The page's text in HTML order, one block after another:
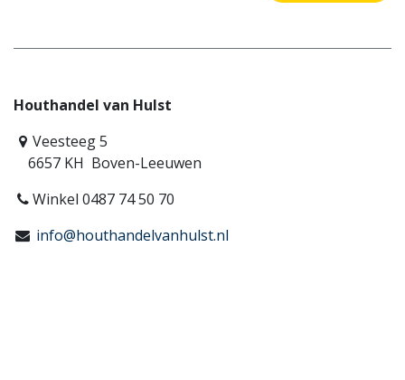
Houthandel van Hulst
Veesteeg 5
6657 KH Boven-Leeuwen
Winkel 0487 74 50 70
info@houthandelvanhulst.nl